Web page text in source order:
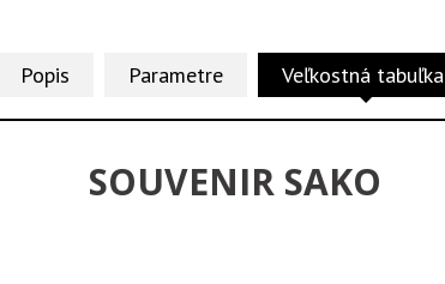
Popis Parametre Veľkostná tabuľka
SOUVENIR SAKO